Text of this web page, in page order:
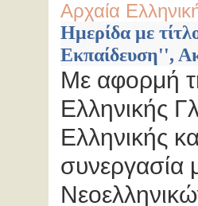
Αρχαία
Ημερίδα με
Εκπαίδευση'',
Με αφορμή
Ελληνικής
Ελληνικής
συνεργασία